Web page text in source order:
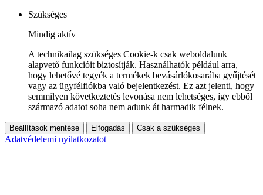
Szükséges
Mindig aktív
A technikailag szükséges Cookie-k csak weboldalunk
alapvető funkcióit biztosítják. Használhatók például arra,
hogy lehetővé tegyék a termékek bevásárlókosarába gyűjtését
vagy az ügyfélfiókba való bejelentkezést. Ez azt jelenti, hogy
semmilyen következtetés levonása nem lehetséges, így ebből
származó adatot soha nem adunk át harmadik félnek.
Beállítások mentése Elfogadás Csak a szükséges
Adatvédelemi nyilatkozatot